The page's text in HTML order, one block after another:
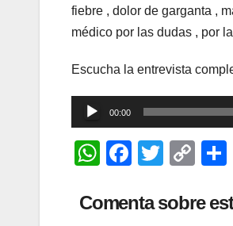
fiebre , dolor de garganta ,
médico por las dudas , por
Escucha la entrevista
Reproductor
de
audio
00:00
W
at
F
c
T
tt
C
p
Comenta sobre